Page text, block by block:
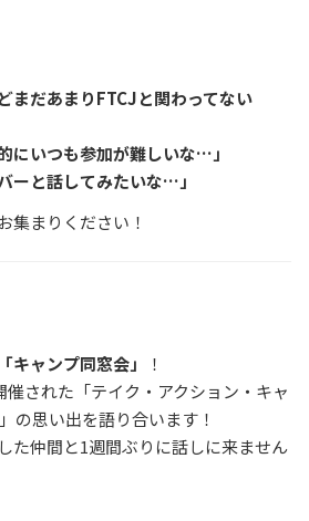
まだあまりFTCJと関わってない
にいつも参加が難しいな…」
ーと話してみたいな…」
集まりください！
「キャンプ同窓会」
！
された「テイク・アクション・キャ
の思い出を語り合います！
た仲間と1週間ぶりに話しに来ません